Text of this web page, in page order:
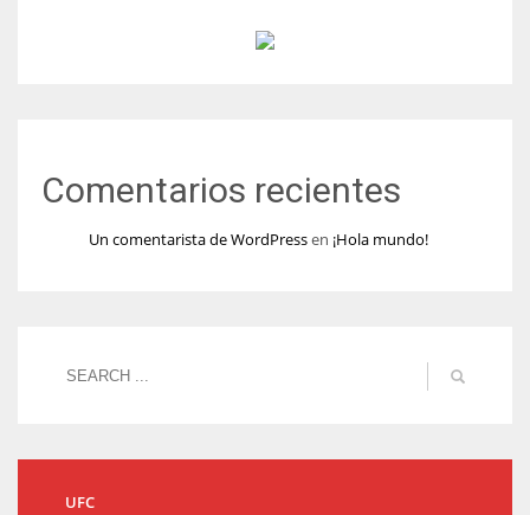
Comentarios recientes
Un comentarista de WordPressen ¡Hola mundo!
UFC